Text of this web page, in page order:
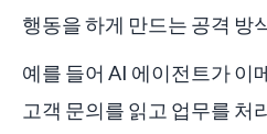
행동을 하게 만드는 공격 방
예를 들어 AI 에이전트가 이
고객 문의를 읽고 업무를 처